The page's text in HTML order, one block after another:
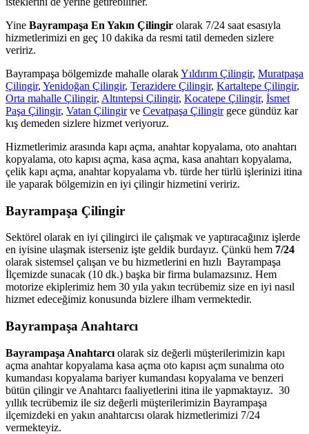
Yine Bayrampaşa En Yakın Çilingir olarak 7/24 saat esasıyla
hizmetlerimizi en geç 10 dakika da resmi tatil demeden sizlere
veririz.
Bayrampaşa bölgemizde mahalle olarakYıldırım Çilingir, Muratpaşa
Çilingir, Yenidoğan Çilingir, Terazidere Çilingir, Kartaltepe Çilingir,
Orta mahalle Çilingir, Altıntepsi Çilingir, Kocatepe Çilingir, İsmet
Paşa Çilingir, Vatan Çilingirve Cevatpaşa Çilingirgece gündüz kar
kış demeden sizlere hizmet veriyoruz.
Hizmetlerimiz arasında kapı açma, anahtar kopyalama, oto anahtarı
kopyalama, oto kapısı açma, kasa açma, kasa anahtarı kopyalama,
çelik kapı açma, anahtar kopyalama vb. türde her türlü işlerinizi itina
ile yaparak bölgemizin en iyi çilingir hizmetini veririz.
Bayrampaşa Çilingir
Sektörel olarak en iyi çilingirci ile çalışmak ve yaptıracağınız işlerde
en iyisine ulaşmak isterseniz işte geldik burdayız. Çünkü hem 7/24
olarak sistemsel çalışan ve bu hizmetlerini en hızlı Bayrampaşa
İlçemizde sunacak (10 dk.) başka bir firma bulamazsınız. Hem
motorize ekiplerimiz hem 30 yıla yakın tecrübemiz size en iyi nasıl
hizmet edeceğimiz konusunda bizlere ilham vermektedir.
Bayrampaşa Anahtarcı
Bayrampaşa Anahtarcı olarak siz değerli müşterilerimizin kapı
açma anahtar kopyalama kasa açma oto kapısı açm sunalıma oto
kumandası kopyalama bariyer kumandası kopyalama ve benzeri
bütün çilingir ve Anahtarcı faaliyetlerini itina ile yapmaktayız. 30
yıllık tecrübemiz ile siz değerli müşterilerimizin Bayrampaşa
ilçemizdeki en yakın anahtarcısı olarak hizmetlerimizi 7/24
vermekteyiz.